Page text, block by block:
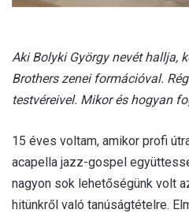
Aki Bolyki György nevét hallja,
Brothers zenei formációval.
testvéreivel. Mikor és hogyan
15 éves voltam, amikor profi
acapella jazz-gospel
nagyon sok lehetőségünk volt
hitünkről való tanúságtételre.